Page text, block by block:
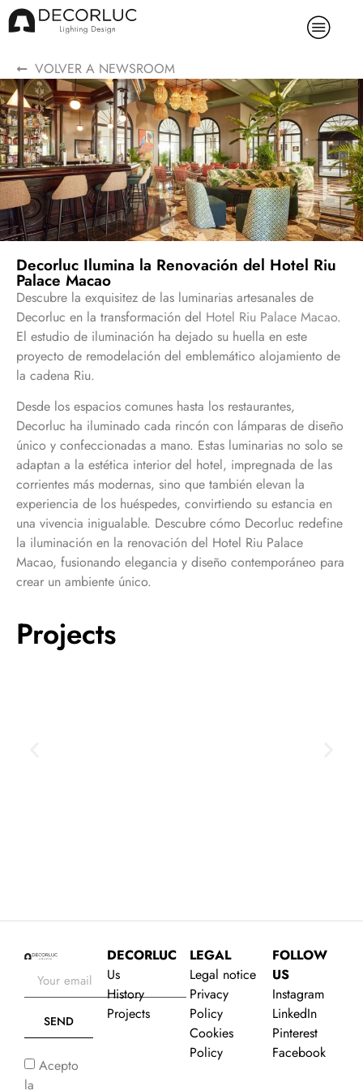
VOLVER A NEWSROOM
Decorluc Ilumina la Renovación del Hotel Riu
Palace Macao
Descubre la exquisitez de las luminarias artesanales de
Decorluc en la transformación del Hotel Riu Palace Macao.
El estudio de iluminación ha dejado su huella en este
proyecto de remodelación del emblemático alojamiento de
la cadena Riu.
Desde los espacios comunes hasta los restaurantes,
Decorluc ha iluminado cada rincón con lámparas de diseño
único y confeccionadas a mano. Estas luminarias no solo se
adaptan a la estética interior del hotel, impregnada de las
corrientes más modernas, sino que también elevan la
experiencia de los huéspedes, convirtiendo su estancia en
una vivencia inigualable. Descubre cómo Decorluc redefine
la iluminación en la renovación del Hotel Riu Palace
Macao, fusionando elegancia y diseño contemporáneo para
crear un ambiente único.
Projects
Acepto
la
SEND
DECORLUC
Us
History
Projects
LEGAL
Legal notice
Privacy
Policy
Cookies
Policy
FOLLOW
US
Instagram
LinkedIn
Pinterest
Facebook